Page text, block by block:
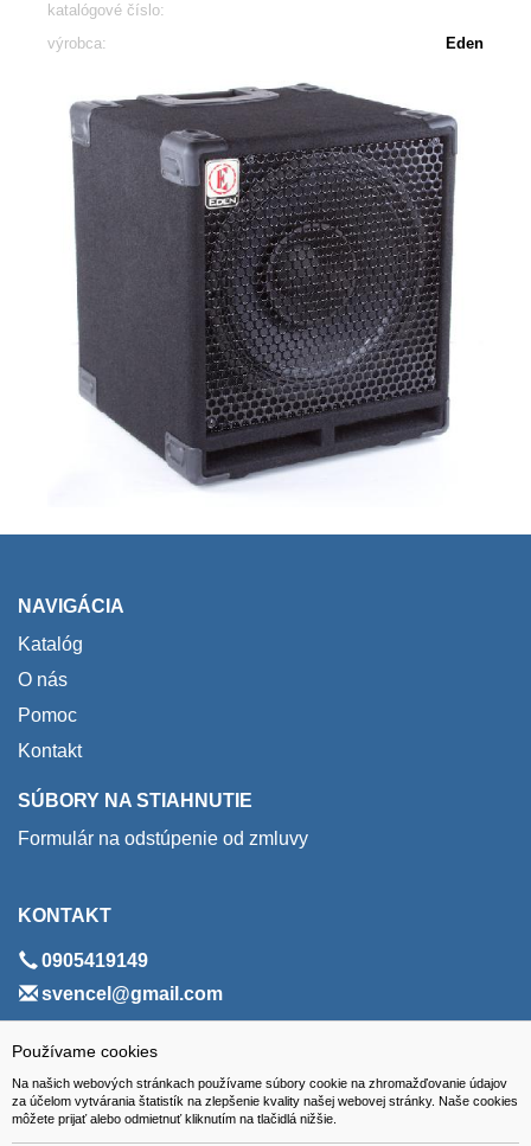
Používame cookies
Na našich webových stránkach používame súbory cookie na zhromažďovanie údajov
za účelom vytvárania štatistík na zlepšenie kvality našej webovej stránky. Naše cookies
môžete prijať alebo odmietnuť kliknutím na tlačidlá nižšie.
katalógové číslo:
výrobca:
Eden
NAVIGÁCIA
Katalóg
O nás
Pomoc
Kontakt
SÚBORY NA STIAHNUTIE
Formulár na odstúpenie od zmluvy
KONTAKT
0905419149
svencel@gmail.com
ADRESA
VEST - tech s.r.o.
Hviezdoslavova 280/6, 965 01 Žiar nad Hronom